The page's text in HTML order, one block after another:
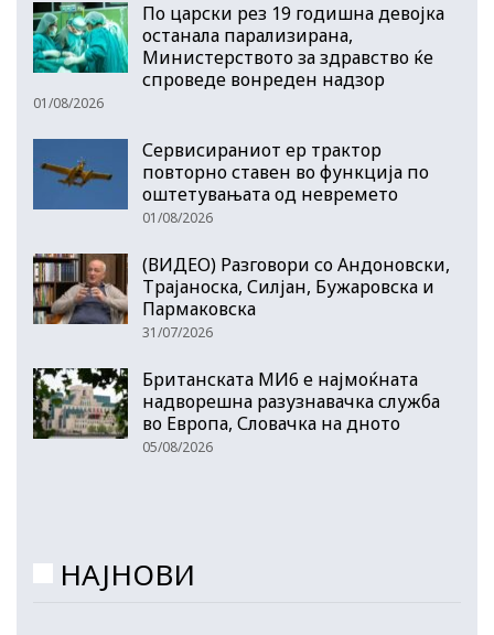
По царски рез 19 годишна девојка
останала парализирана,
Министерството за здравство ќе
спроведе вонреден надзор
01/08/2026
Сервисираниот ер трактор
повторно ставен во функција по
оштетувањата од невремето
01/08/2026
(ВИДЕО) Разговори со Андоновски,
Трајаноска, Силјан, Бужаровска и
Пармаковска
31/07/2026
Британската МИ6 е најмоќната
надворешна разузнавачка служба
во Европа, Словачка на дното
05/08/2026
НАЈНОВИ